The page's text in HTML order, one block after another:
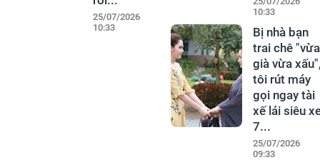
25/07/2026
10:33
10:33
Bị nhà bạn
trai chê "vừa
già vừa
tôi rút máy
gọi ngay tài
xế lái siêu
7...
25/07/2026
09:33